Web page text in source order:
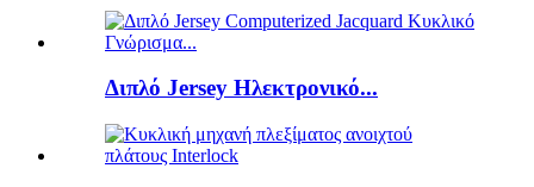
Διπλό Jersey Ηλεκτρονικό...